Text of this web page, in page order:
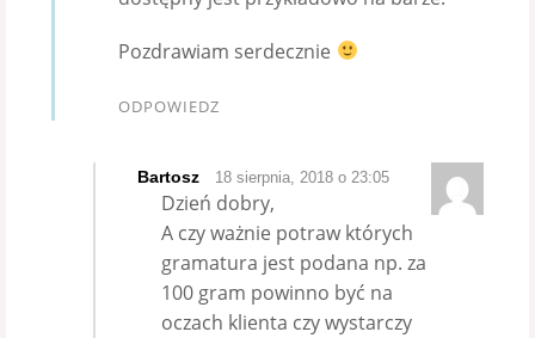
Pozdrawiam serdecznie
ODPOWIEDZ
Bartosz 18 sierpnia, 2018 o 23:05
Dzień dobry,
A czy ważnie potraw których
gramatura jest podana np. za
100 gram powinno być na
oczach klienta czy wystarczy